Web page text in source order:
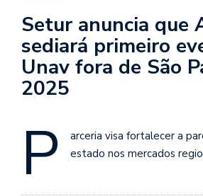
Setur anuncia que
sediará primeiro
Unav fora de São
2025
P
arceria visa fortalecer a
estado nos mercados